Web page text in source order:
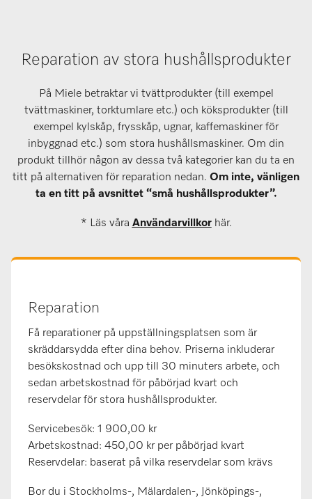
Reparation av stora hushållsprodukter
På Miele betraktar vi tvättprodukter (till exempel
tvättmaskiner, torktumlare etc.) och köksprodukter (till
exempel kylskåp, frysskåp, ugnar, kaffemaskiner för
inbyggnad etc.) som stora hushållsmaskiner. Om din
produkt tillhör någon av dessa två kategorier kan du ta en
titt på alternativen för reparation nedan. Om inte, vänligen
ta en titt på avsnittet “små hushållsprodukter”.
* Läs våra Användarvillkorhär.
Reparation
Få reparationer på uppställningsplatsen som är
skräddarsydda efter dina behov. Priserna inkluderar
besökskostnad och upp till 30 minuters arbete, och
sedan arbetskostnad för påbörjad kvart och
reservdelar för stora hushållsprodukter.
Servicebesök: 1 900,00 kr
Arbetskostnad: 450,00 kr per påbörjad kvart
Reservdelar: baserat på vilka reservdelar som krävs
Bor du i Stockholms-, Mälardalen-, Jönköpings-,